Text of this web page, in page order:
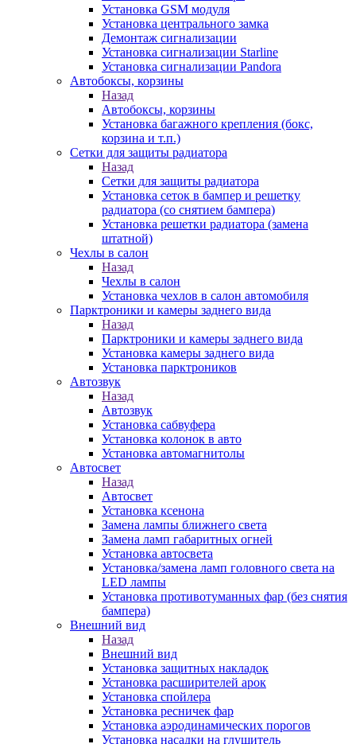
Установка GSM модуля
Установка центрального замка
Демонтаж сигнализации
Установка сигнализации Starline
Установка сигнализации Pandora
Автобоксы, корзины
Назад
Автобоксы, корзины
Установка багажного крепления (бокс,
корзина и т.п.)
Сетки для защиты радиатора
Назад
Сетки для защиты радиатора
Установка сеток в бампер и решетку
радиатора (со снятием бампера)
Установка решетки радиатора (замена
штатной)
Чехлы в салон
Назад
Чехлы в салон
Установка чехлов в салон автомобиля
Парктроники и камеры заднего вида
Назад
Парктроники и камеры заднего вида
Установка камеры заднего вида
Установка парктроников
Автозвук
Назад
Автозвук
Установка сабвуфера
Установка колонок в авто
Установка автомагнитолы
Автосвет
Назад
Автосвет
Установка ксенона
Замена лампы ближнего света
Замена ламп габаритных огней
Установка автосвета
Установка/замена ламп головного света на
LED лампы
Установка противотуманных фар (без снятия
бампера)
Внешний вид
Назад
Внешний вид
Установка защитных накладок
Установка расширителей арок
Установка спойлера
Установка ресничек фар
Установка аэродинамических порогов
Установка насадки на глушитель